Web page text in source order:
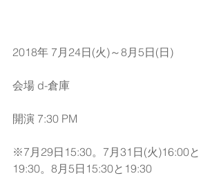
2018年 7月24日(火)～8月5日(日)
会場 d-倉庫
開演 7:30 PM
※7月29日15:30。7月31日(火)16:00と
19:30。8月5日15:30と19:30